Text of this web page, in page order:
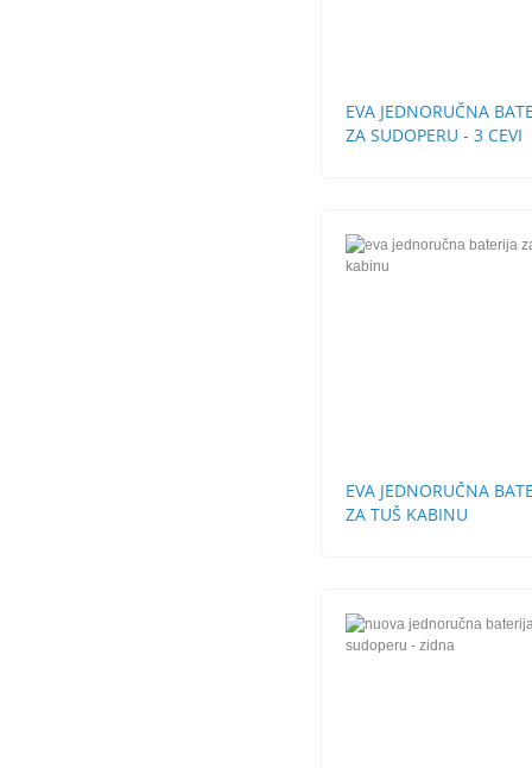
EVA JEDNORUČNA
ZA SUDOPERU - 3 CEVI
EVA JEDNORUČNA
ZA TUŠ KABINU